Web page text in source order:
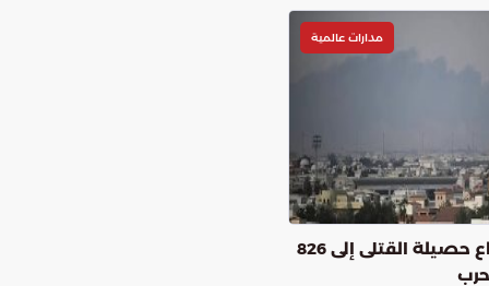
مدارات عالمية
لبنان.. ارتفاع حصيلة القتلى إلى 826